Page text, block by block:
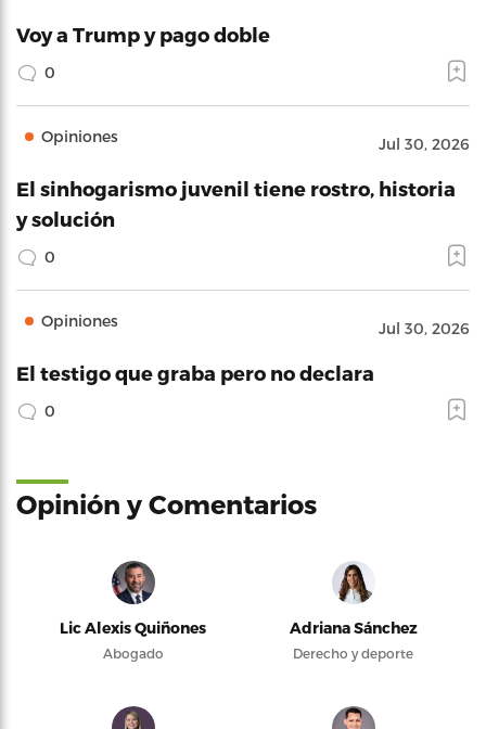
Voy a Trump y pago doble
0
Opiniones Jul 30, 2026
El sinhogarismo juvenil tiene rostro, historia
y solución
0
Opiniones Jul 30, 2026
El testigo que graba pero no declara
0
Opinión y Comentarios
Lic Alexis Quiñones
Abogado
Adriana Sánchez
Derecho y deporte